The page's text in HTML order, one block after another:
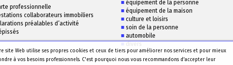
site Web utilise ses propres cookies et ceux de tiers pour améliorer nos services et pour mieux
à vos besoins professionnels. C'est pourquoi nous vous recommandons d'accepter leur
professionnelle
collaborateurs immobiliers
préalables d’activité
équipement de la personne
équipement de la maison
culture et loisirs
soin de la personne
automobile
divers